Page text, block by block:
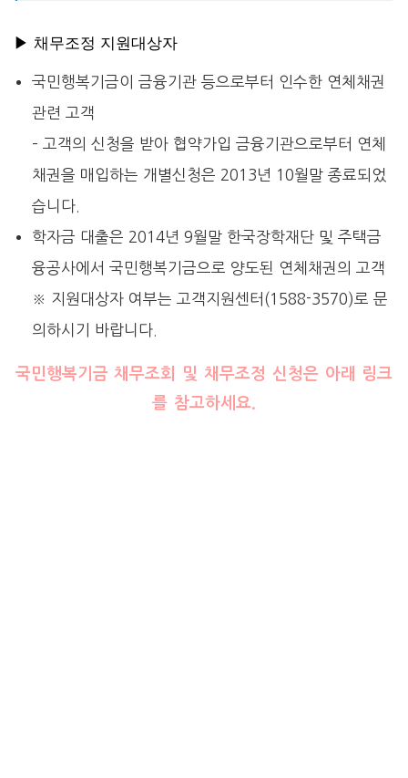
▶ 채무조정 지원대상자
국민행복기금이 금융기관 등으로부터 인수한 연체채권
관련 고객
– 고객의 신청을 받아 협약가입 금융기관으로부터 연체
채권을 매입하는 개별신청은 2013년 10월말 종료되었
습니다.
학자금 대출은 2014년 9월말 한국장학재단 및 주택금
융공사에서 국민행복기금으로 양도된 연체채권의 고객
※ 지원대상자 여부는 고객지원센터(1588-3570)로 문
의하시기 바랍니다.
국민행복기금 채무조회 및 채무조정 신청은 아래 링크
를 참고하세요.